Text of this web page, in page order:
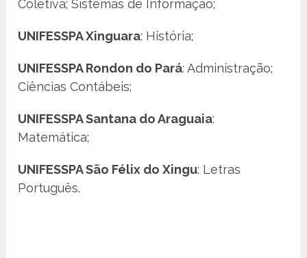
Coletiva; Sistemas de Informação;
UNIFESSPA Xinguara: História;
UNIFESSPA Rondon do Pará: Administração;
Ciências Contábeis;
UNIFESSPA Santana do Araguaia:
Matemática;
UNIFESSPA São Félix do Xingu: Letras
Português.